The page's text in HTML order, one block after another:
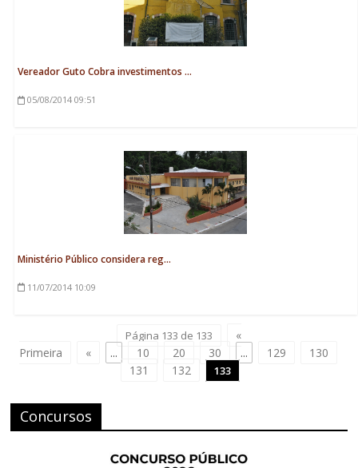
Vereador Guto Cobra investimentos ...
05/08/2014 09:51
Ministério Público considera reg...
11/07/2014 10:09
Página 133 de 133
«
Primeira
« ... 10 20 30 ... 129
130
131
132 133
Concursos